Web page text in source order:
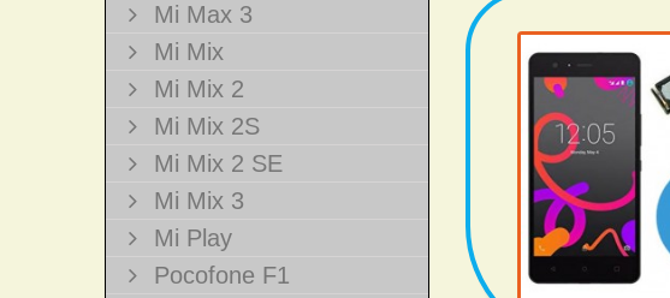
Mi Max 3
Mi Mix
Mi Mix 2
Mi Mix 2S
Mi Mix 2 SE
Mi Mix 3
Mi Play
Pocofone F1